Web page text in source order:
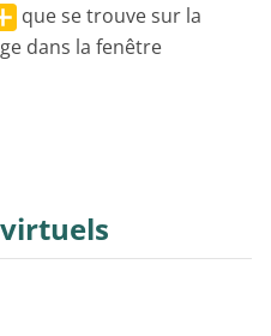
que se trouve sur la
dans la fenêtre